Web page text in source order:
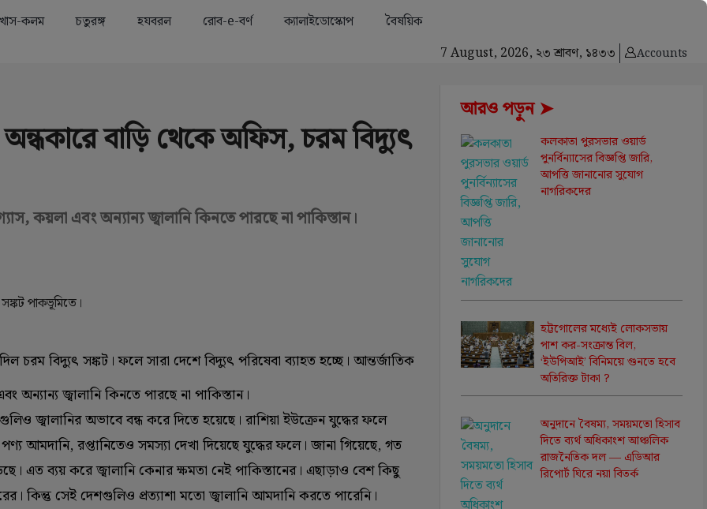
খাস-কলম চতুরঙ্গ হযবরল রোব-e-বর্ণ ক্যালাইডোস্কোপ
বৈষয়িক
7 August, 2026, ২৩ শ্রাবণ, ১৪৩৩ Accounts
বাড়ি থেকে অফিস, চরম বিদ্যুৎ
কয়লা এবং অন্যান্য জ্বালানি কিনতে পারছে না পাকিস্তান।
চরম বিদ্যুৎ সঙ্কট। ফলে সারা দেশে বিদ্যুৎ পরিষেবা ব্যাহত হচ্ছে। আন্তর্জাতিক
অন্যান্য জ্বালানি কিনতে পারছে না পাকিস্তান।
জ্বালানির অভাবে বন্ধ করে দিতে হয়েছে। রাশিয়া ইউক্রেন যুদ্ধের ফলে
পণ্য আমদানি, রপ্তানিতেও সমস্যা দেখা দিয়েছে যুদ্ধের ফলে। জানা গিয়েছে, গত
এত ব্যয় করে জ্বালানি কেনার ক্ষমতা নেই পাকিস্তানের। এছাড়াও বেশ কিছু
কিন্তু সেই দেশগুলিও প্রত্যাশা মতো জ্বালানি আমদানি করতে পারেনি।
আরও পড়ুন ➤
কলকাতা পুরসভার ওয়ার্ড
পুনর্বিন্যাসের বিজ্ঞপ্তি জারি,
আপত্তি জানানোর সুযোগ
নাগরিকদের
হট্টগোলের মধ্যেই লোকসভায়
পাশ কর-সংক্রান্ত বিল,
‘ইউপিআই’ বিনিময়ে গুনতে হবে
অতিরিক্ত টাকা ?
অনুদানে বৈষম্য, সময়মতো হিসাব
দিতে ব্যর্থ অধিকাংশ আঞ্চলিক
রাজনৈতিক দল — এডিআর
রিপোর্ট ঘিরে নয়া বিতর্ক